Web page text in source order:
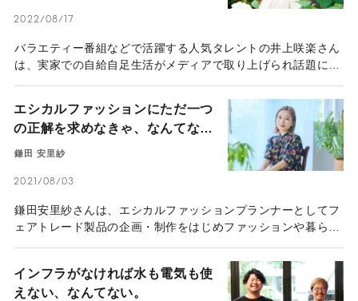
2022/08/17
バラエティー番組などで活躍する人気タレントの井上咲楽さん
は、実家での自給自足生活がメディアで取り上げられ話題にな
Planet）な生活を実践し、SDGsについても精力的に発信を
行っている。井上さんが「丁寧な暮らし」を楽しむ秘訣（ひけ
つ）とは。
エシカルファッションにただ一つ
の正解を求めなきゃ、なんてな
い。
鎌田 安里紗
2021/08/03
鎌田安里紗さんは、エシカルファッションプランナーとしてフ
ェアトレード製品の企画・制作をはじめファッションや暮らし
として日々の選択に「モヤモヤ」を感じながら、心動かされる
ものに出合う機会を提供し続ける鎌田さんの思いに迫った。
インフラがなければ水も電気も使
えない、なんてない。